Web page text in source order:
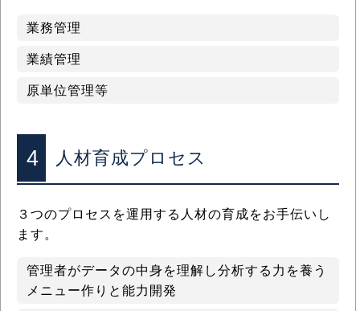
業務管理
業績管理
原単位管理等
4 人材育成プロセス
３つのプロセスを運用する人材の育成をお手伝いし
ます。
管理者がデータの中身を理解し分析する力を養う
メニュー作りと能力開発